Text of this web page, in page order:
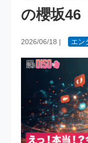
の櫻坂46
2026/06/18 | エン